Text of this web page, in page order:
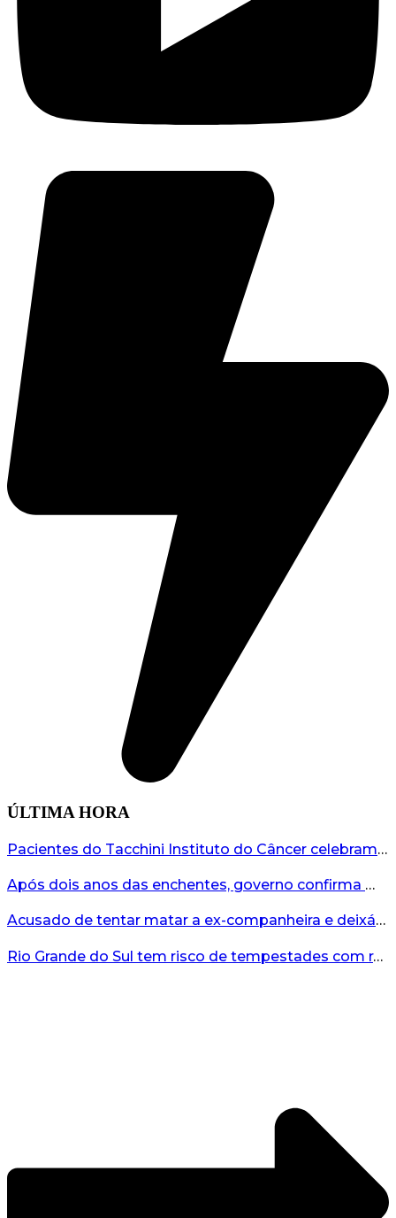
ÚLTIMA HORA
Pacientes do Tacchini Instituto do Câncer celebram Dia dos Pais com cuidado e relaxamento...
Após dois anos das enchentes, governo confirma mais de R$19 milhões para nova ponte no Vale do Taquari...
Acusado de tentar matar a ex-companheira e deixá-la paraplégica é condenado na Serra Gaúcha...
Rio Grande do Sul tem risco de tempestades com rajadas de ventos nos próximos dias...